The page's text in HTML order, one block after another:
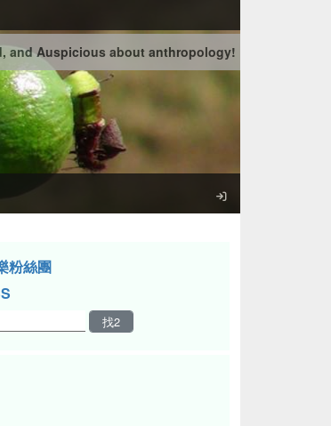
and Auspicious about anthropology!
粉絲團